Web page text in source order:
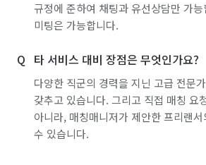
규정에 준하여 채팅과 유선상담만 가
미팅은 가능합니다.
타 서비스 대비 장점은 무엇인가요?
다양한 직군의 경력을 지닌 고급 전문
갖추고 있습니다. 그리고 직접 매칭 요
아니라, 매칭매니저가 제안한 프리랜
수 있습니다.